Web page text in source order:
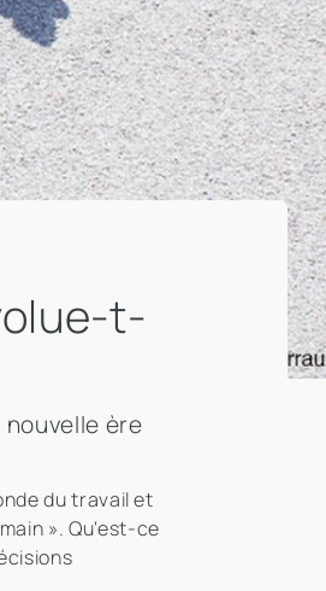
t-
ère
du travail et
». Qu'est-ce